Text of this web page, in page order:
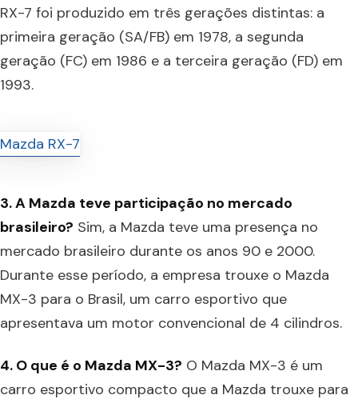
RX-7 foi produzido em três gerações distintas: a
primeira geração (SA/FB) em 1978, a segunda
geração (FC) em 1986 e a terceira geração (FD) em
1993.
3. A Mazda teve participação no mercado
brasileiro? Sim, a Mazda teve uma presença no
mercado brasileiro durante os anos 90 e 2000.
Durante esse período, a empresa trouxe o Mazda
MX-3 para o Brasil, um carro esportivo que
apresentava um motor convencional de 4 cilindros.
4. O que é o Mazda MX-3? O Mazda MX-3 é um
carro esportivo compacto que a Mazda trouxe para